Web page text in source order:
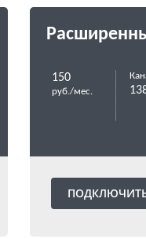
150
руб./мес.